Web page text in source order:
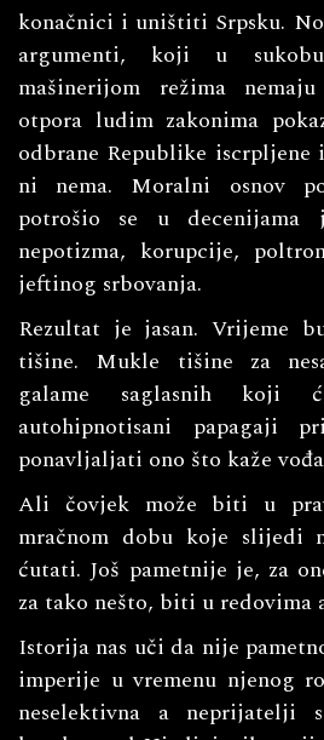
konačnici i uništiti Srpsku.
argumenti, koji u
mašinerijom režima
otpora ludim zakonima
odbrane Republike
ni nema. Moralni osnov
potrošio se u decenijama
nepotizma, korupcije,
jeftinog srbovanja.
Rezultat je jasan. Vrijeme
tišine. Mukle tišine za
galame saglasnih
autohipnotisani papagaji
ponavljaljati ono što kaže
Ali čovjek može biti u
mračnom dobu koje slijedi
ćutati. Još pametnije je, za
za tako nešto, biti u redovima
Istorija nas uči da nije
imperije u vremenu njenog
neselektivna a neprijatelji